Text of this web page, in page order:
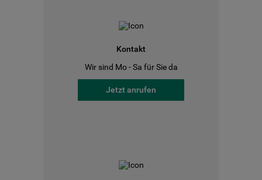
Kontakt
Wir sind Mo - Sa für Sie da
Jetzt anrufen